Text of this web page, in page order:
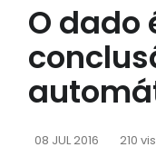
CONTATO
ASSOCIADO
O dado
08 JUL 2016 210